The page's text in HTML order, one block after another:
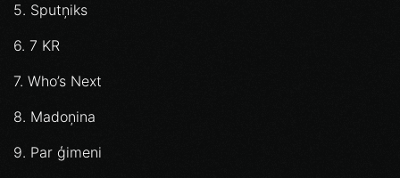
5. Sputņiks
6. 7 KR
7. Who’s Next
8. Madoņina
9. Par ģimeni